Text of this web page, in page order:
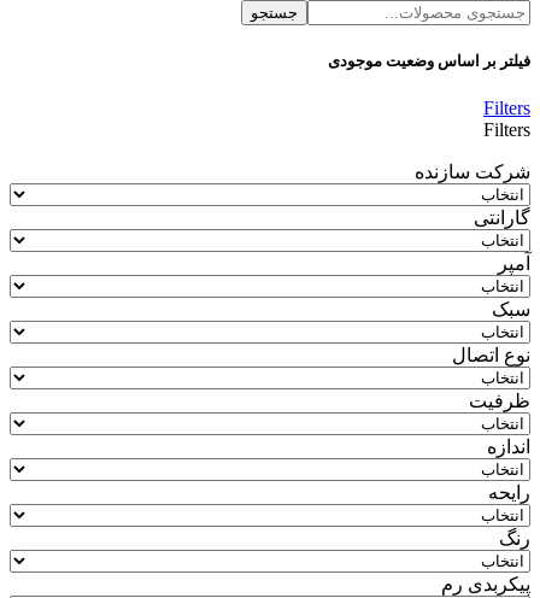
جستجو
فیلتر بر اساس وضعیت موجودی
Filters
Filters
شرکت سازنده
گارانتی
آمپر
سبک
نوع اتصال
ظرفیت
اندازه
رایحه
رنگ
پیکربدی رم